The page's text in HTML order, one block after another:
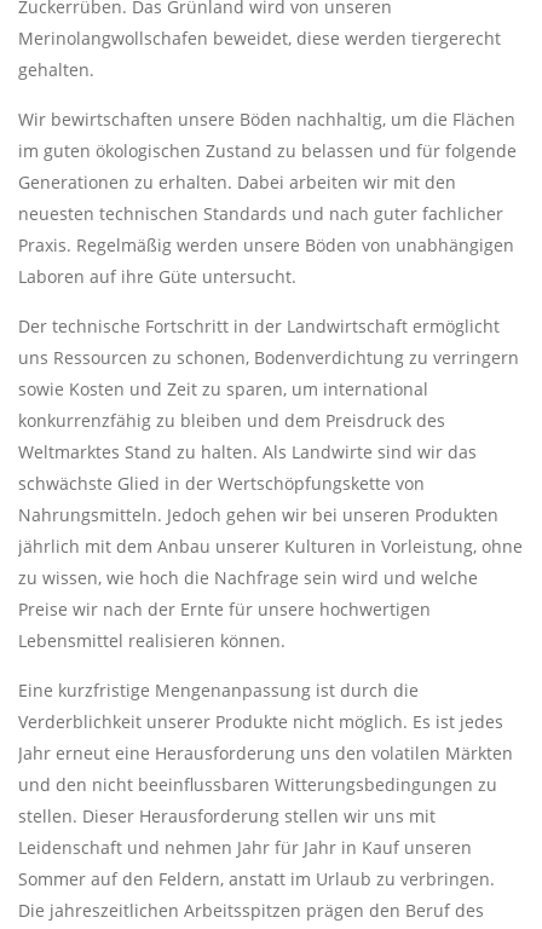
Zuckerrüben. Das Grünland wird von unseren
Merinolangwollschafen beweidet, diese werden tiergerecht
gehalten.
Wir bewirtschaften unsere Böden nachhaltig, um die Flächen
im guten ökologischen Zustand zu belassen und für folgende
Generationen zu erhalten. Dabei arbeiten wir mit den
neuesten technischen Standards und nach guter fachlicher
Praxis. Regelmäßig werden unsere Böden von unabhängigen
Laboren auf ihre Güte untersucht.
Der technische Fortschritt in der Landwirtschaft ermöglicht
uns Ressourcen zu schonen, Bodenverdichtung zu verringern
sowie Kosten und Zeit zu sparen, um international
konkurrenzfähig zu bleiben und dem Preisdruck des
Weltmarktes Stand zu halten. Als Landwirte sind wir das
schwächste Glied in der Wertschöpfungskette von
Nahrungsmitteln. Jedoch gehen wir bei unseren Produkten
jährlich mit dem Anbau unserer Kulturen in Vorleistung, ohne
zu wissen, wie hoch die Nachfrage sein wird und welche
Preise wir nach der Ernte für unsere hochwertigen
Lebensmittel realisieren können.
Eine kurzfristige Mengenanpassung ist durch die
Verderblichkeit unserer Produkte nicht möglich. Es ist jedes
Jahr erneut eine Herausforderung uns den volatilen Märkten
und den nicht beeinflussbaren Witterungsbedingungen zu
stellen. Dieser Herausforderung stellen wir uns mit
Leidenschaft und nehmen Jahr für Jahr in Kauf unseren
Sommer auf den Feldern, anstatt im Urlaub zu verbringen.
Die jahreszeitlichen Arbeitsspitzen prägen den Beruf des